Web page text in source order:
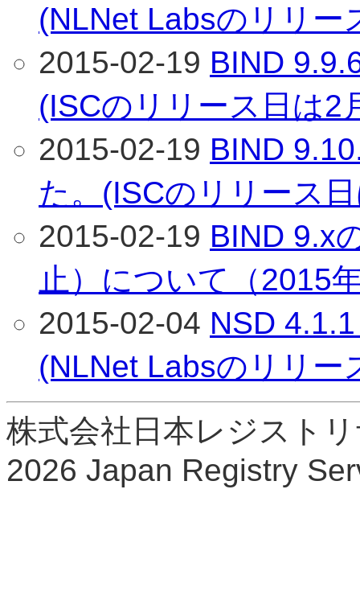
(NLNet Labsのリリー
2015-02-19 BIND
(ISCのリリース日は2
2015-02-19 BIND
た。(ISCのリリース
2015-02-19 BIND 9.x
止）について（2015
2015-02-04 NSD
(NLNet Labsのリリー
株式会社日本レジスト
2026 Japan Registry